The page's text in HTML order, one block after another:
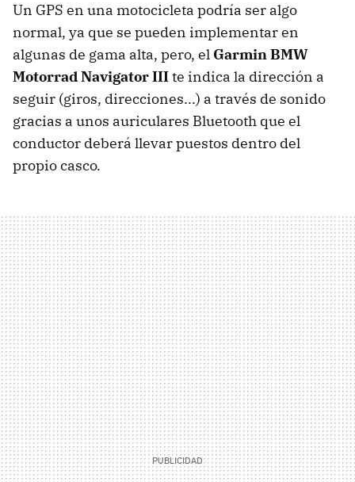
Un GPS en una motocicleta podría ser algo
normal, ya que se pueden implementar en
algunas de gama alta, pero, el Garmin BMW
Motorrad Navigator IIIte indica la dirección a
seguir (giros, direcciones...) a través de sonido
gracias a unos auriculares Bluetooth que el
conductor deberá llevar puestos dentro del
propio casco.